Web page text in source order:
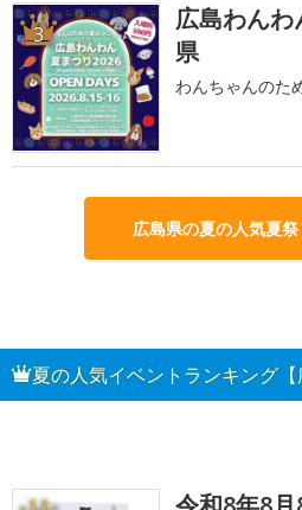
3
広島わん
県
わんちゃんのた
広島県の夏の人気夏
夏の人気イベントランキング【